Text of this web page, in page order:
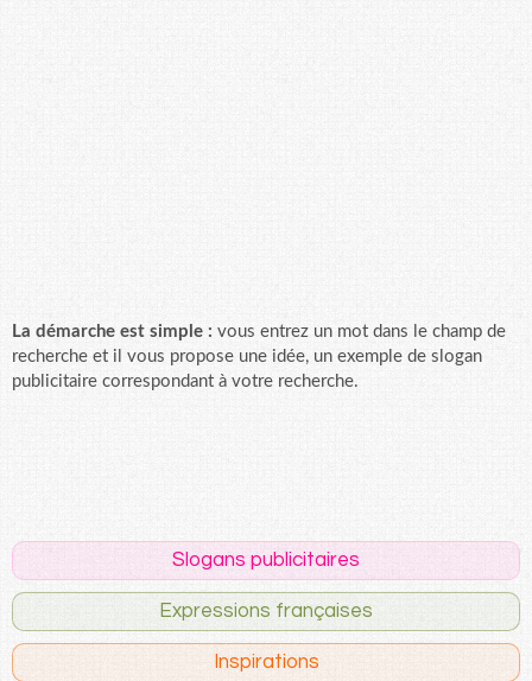
La démarche est simple : vous entrez un mot dans le champ de
recherche et il vous propose une idée, un exemple de slogan
publicitaire correspondant à votre recherche.
Slogans publicitaires
Expressions françaises
Inspirations